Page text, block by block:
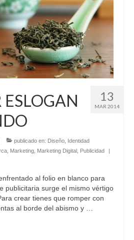
13
MAR 2014
ESLOGAN
publicado en: Diseño Identidad
Marketing Marketing Digital Publicidad
|
al folio en blanco para
publicitaria surge el mismo vértigo
crear tienes que romper con
al borde del abismo y …